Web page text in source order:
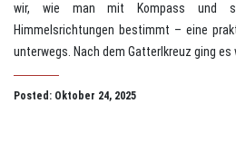
wir, wie man mit Kompass und
Himmelsrichtungen bestimmt – eine
unterwegs. Nach dem Gatterlkreuz ging es
Posted: Oktober 24, 2025